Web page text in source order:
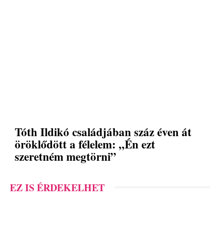
Tóth Ildikó családjában száz éven át
öröklődött a félelem: „Én ezt
szeretném megtörni”
EZ IS ÉRDEKELHET